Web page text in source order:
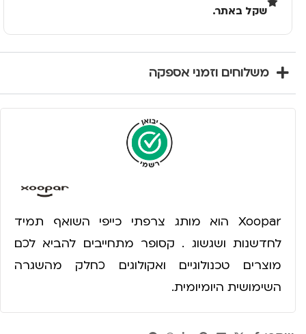
שקל באתר.
משלוחים וזמני אספקה
Xoopar הוא מותג צרפתי כייפי השואף תמיד
לחדשנות ושגשוג . קסופר מתחייבים להביא לכם
מוצרים טכנולוגיים ואקולוגים כחלק מהשגרה
השימושית היומיומית.